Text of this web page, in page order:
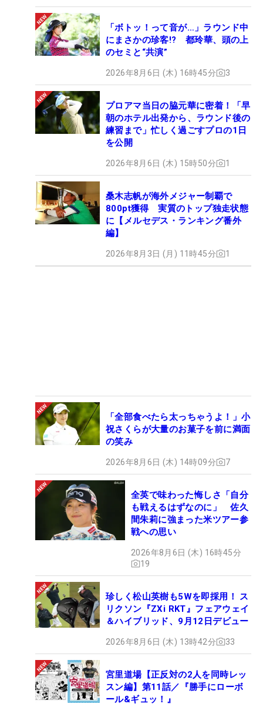
「ボトッ！って音が…」ラウンド中
にまさかの珍客!? 都玲華、頭の上
のセミと“共演”
2026年8月6日 (木) 16時45分 3
プロアマ当日の脇元華に密着！「早
朝のホテル出発から、ラウンド後の
練習まで」忙しく過ごすプロの1日
を公開
2026年8月6日 (木) 15時50分 1
桑木志帆が海外メジャー制覇で
800pt獲得 実質のトップ独走状態
に【メルセデス・ランキング番外
編】
2026年8月3日 (月) 11時45分 1
「全部食べたら太っちゃうよ！」小
祝さくらが大量のお菓子を前に満面
の笑み
2026年8月6日 (木) 14時09分 7
全英で味わった悔しさ「自分
も戦えるはずなのに」 佐久
間朱莉に強まった米ツアー参
戦への思い
2026年8月6日 (木) 16時45分
19
珍しく松山英樹も5Wを即採用！ ス
リクソン『ZXi RKT』フェアウェイ
＆ハイブリッド、9月12日デビュー
2026年8月6日 (木) 13時42分 33
宮里道場【正反対の2人を同時レッ
スン編】第11話／『勝手にローボ
ール&ギュッ！』